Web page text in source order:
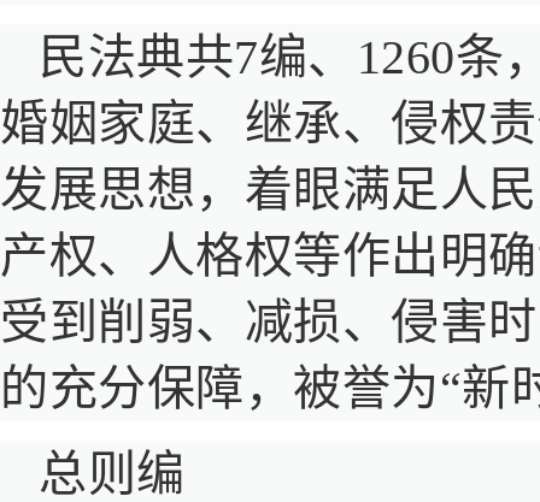
民法典共7编、1260条
婚姻家庭、继承、侵权
发展思想，着眼满足人
产权、人格权等作出明
受到削弱、减损、侵害
的充分保障，被誉为“新
总则编